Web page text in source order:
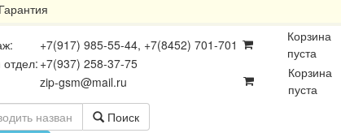
Гарантия
+7(917) 985-55-44, +7(8452) 701-701
отдел:+7(937) 258-37-75
zip-gsm@mail.ru
Корзина
пуста
Корзина
пуста
Поиск